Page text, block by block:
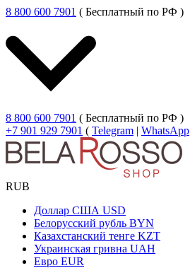
8 800 600 7901 ( Бесплатный по РФ )
8 800 600 7901 ( Бесплатный по РФ )
+7 901 929 7901 ( Telegram | WhatsApp
RUB
Доллар США USD
Белорусский рубль BYN
Казахстанский тенге KZT
Украинская гривна UAH
Евро EUR